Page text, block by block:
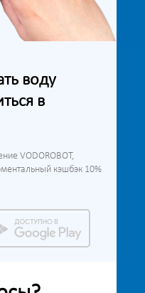
воду
в
VODOROBOT,
кэшбэк 10%